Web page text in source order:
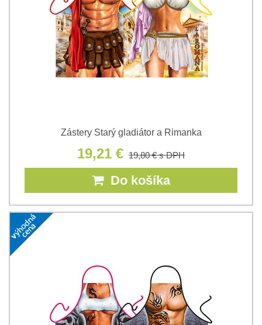
Zástery Starý gladiátor a Rimanka
19,21 € 19,80 €s DPH
Do košíka